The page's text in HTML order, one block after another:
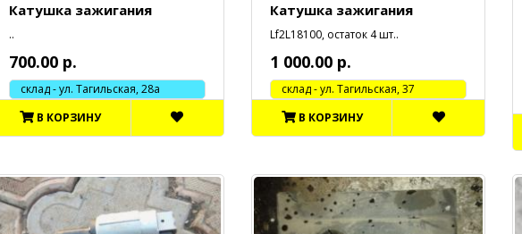
Катушка зажигания
..
700.00 р.
склад - ул. Тагильская, 28а
В КОРЗИНУ
Катушка зажигания
Lf2L18100, остаток 4 шт..
1 000.00 р.
cклад - ул. Тагильская, 37
В КОРЗИНУ